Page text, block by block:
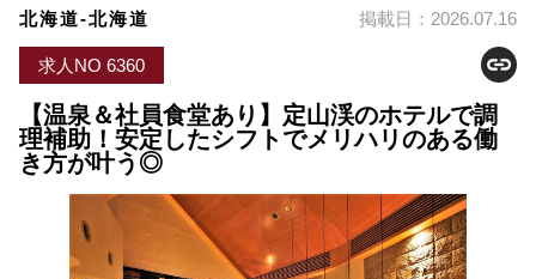
お問い合わせ
よくあるご質問
会員登録
0120-932-959
北海道-北海道 掲載日：2026.07.16
求人NO 6360
【温泉＆社員食堂あり】定山渓のホテルで調
理補助！安定したシフトでメリハリのある働
き方が叶う◎